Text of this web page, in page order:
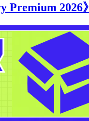
Premium 2026》